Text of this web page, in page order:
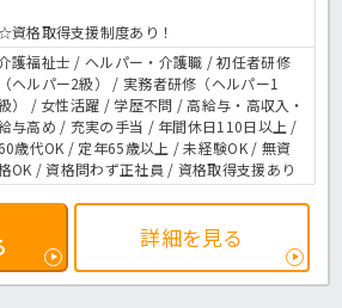
資格取得支援制度あり！
護福祉士 / ヘルパー・介護職 / 初任者研修
（ヘルパー2級） / 実務者研修（ヘルパー1
） / 女性活躍 / 学歴不問 / 高給与・高収入・
与高め / 充実の手当 / 年間休日110日以上 /
歳代OK / 定年65歳以上 / 未経験OK / 無資
OK / 資格問わず正社員 / 資格取得支援あり
詳細を見る